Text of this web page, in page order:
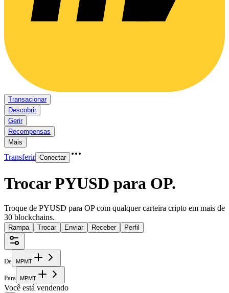
Transacionar
Descobrir
Gerir
Recompensas
Mais
Transferir Conectar
Trocar PYUSD para OP.
Troque de PYUSD para OP com qualquer carteira cripto em mais de
30 blockchains.
Rampa Trocar Enviar Receber Perfil
De MPMT
Para MPMT
Você está vendendo